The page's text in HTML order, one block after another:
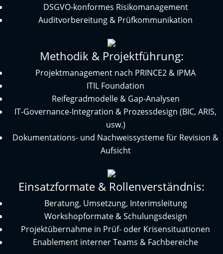
DSGVO-konformes Risikomanagement
Auditvorbereitung & Prüfkommunikation
Methodik & Projektführung:
Projektmanagement nach PRINCE2 & IPMA
ITIL Foundation
Reifegradmodelle & Gap-Analysen
IT-Governance-Integration & Prozessdesign (BIC, ARIS,
usw.)
Dokumentations- und Nachweissysteme für Revision &
Aufsicht
Einsatzformate & Rollenverständnis:
Beratung, Umsetzung, Interimsleitung
Workshopformate & Schulungsdesign
Projektübernahme in Prüf- oder Krisensituationen
Enablement interner Teams & Fachbereiche